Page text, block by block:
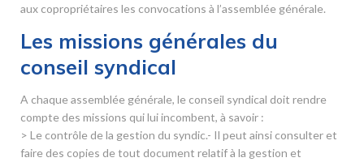
aux copropriétaires les convocations à l’assemblée générale.
Les missions générales du
conseil syndical
A chaque assemblée générale, le conseil syndical doit rendre
compte des missions qui lui incombent, à savoir :
> Le contrôle de la gestion du syndic.- Il peut ainsi consulter et
faire des copies de tout document relatif à la gestion et